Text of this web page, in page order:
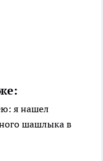
я нашел
шашлыка в